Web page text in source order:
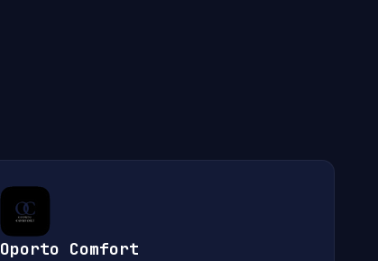
Oporto Comfort